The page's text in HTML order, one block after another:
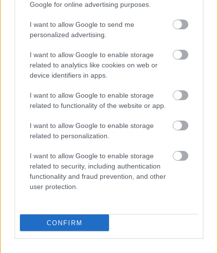
Google for online advertising purposes.
I want to allow Google to send me
personalized advertising.
I want to allow Google to enable storage
related to analytics like cookies on web or
device identifiers in apps.
I want to allow Google to enable storage
related to functionality of the website or app.
I want to allow Google to enable storage
related to personalization.
I want to allow Google to enable storage
related to security, including authentication
functionality and fraud prevention, and other
user protection.
CONFIRM